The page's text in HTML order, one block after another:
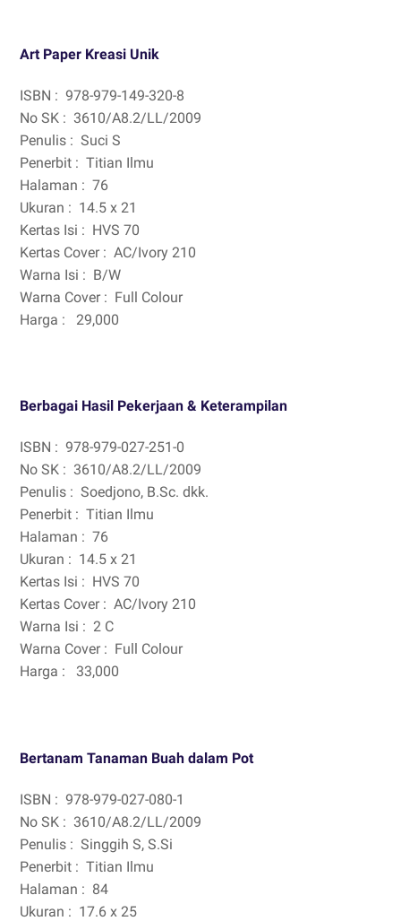
Art Paper Kreasi Unik
ISBN : 978-979-149-320-8
No SK : 3610/A8.2/LL/2009
Penulis : Suci S
Penerbit : Titian Ilmu
Halaman : 76
Ukuran : 14.5 x 21
Kertas Isi : HVS 70
Kertas Cover : AC/Ivory 210
Warna Isi : B/W
Warna Cover : Full Colour
Harga :
29,000
Berbagai Hasil Pekerjaan & Keterampilan
ISBN : 978-979-027-251-0
No SK : 3610/A8.2/LL/2009
Penulis : Soedjono, B.Sc. dkk.
Penerbit : Titian Ilmu
Halaman : 76
Ukuran : 14.5 x 21
Kertas Isi : HVS 70
Kertas Cover : AC/Ivory 210
Warna Isi : 2 C
Warna Cover : Full Colour
Harga :
33,000
Bertanam Tanaman Buah dalam Pot
ISBN : 978-979-027-080-1
No SK : 3610/A8.2/LL/2009
Penulis : Singgih S, S.Si
Penerbit : Titian Ilmu
Halaman : 84
Ukuran : 17.6 x 25